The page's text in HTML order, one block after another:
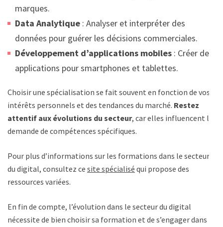
marques.
Data Analytique : Analyser et interpréter des
données pour guérer les décisions commerciales.
Développement d’applications mobiles : Créer des
applications pour smartphones et tablettes.
Choisir une spécialisation se fait souvent en fonction de vos
intérêts personnels et des tendances du marché. Restez
attentif aux évolutions du secteur, car elles influencent la
demande de compétences spécifiques.
Pour plus d’informations sur les formations dans le secteur
du digital, consultez ce site spécialisé qui propose des
ressources variées.
En fin de compte, l’évolution dans le secteur du digital
nécessite de bien choisir sa formation et de s’engager dans